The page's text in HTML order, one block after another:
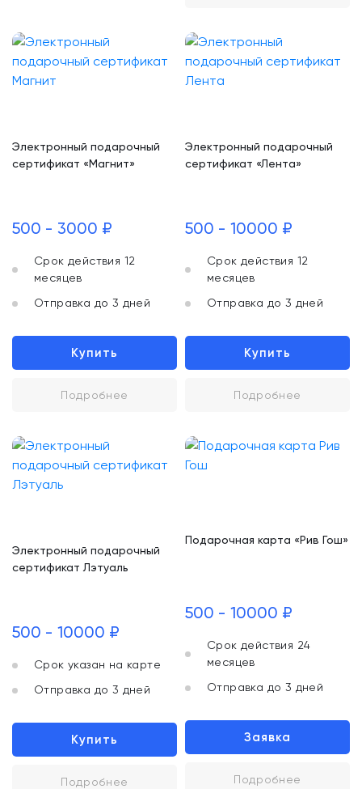
Электронный подарочный
сертификат «Магнит»
500 - 3000 ₽
Срок действия 12
месяцев
Отправка до 3 дней
Купить
Подробнее
Электронный подарочный
сертификат «Лента»
500 - 10000 ₽
Срок действия 12
месяцев
Отправка до 3 дней
Купить
Подробнее
Электронный подарочный
сертификат Лэтуаль
500 - 10000 ₽
Срок указан на карте
Отправка до 3 дней
Купить
Подробнее
Подарочная карта «Рив Гош»
500 - 10000 ₽
Срок действия 24
месяцев
Отправка до 3 дней
Заявка
Подробнее